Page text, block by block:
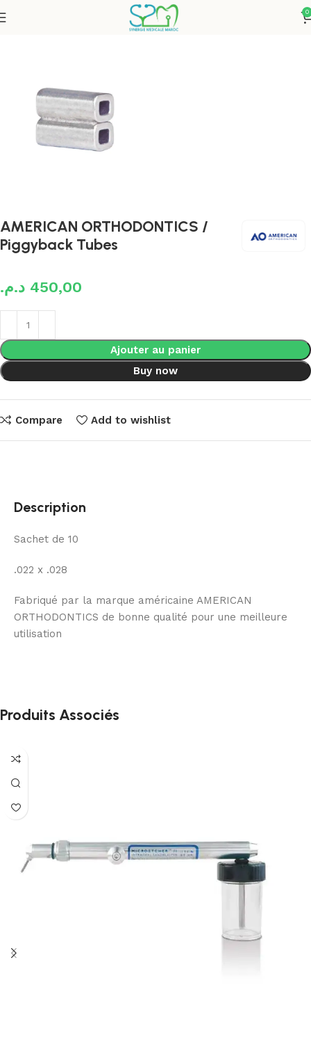
0
Accessoires et attachements
AMERICAN ORTHODONTICS /
Piggyback Tubes
450,00 د.م.
Ajouter au panier
Buy now
Compare Add to wishlist
Description
Sachet de 10
.022 x .028
Fabriqué par la marque américaine AMERICAN
ORTHODONTICS de bonne qualité pour une meilleure
utilisation
Produits Associés